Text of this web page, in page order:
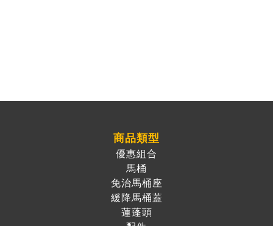
商品類型
優惠組合
馬桶
免治馬桶座
緩降馬桶蓋
蓮蓬頭